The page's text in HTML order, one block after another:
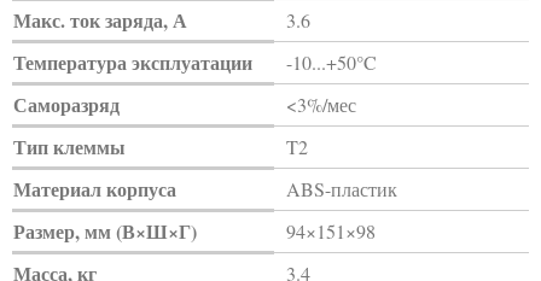
Макс. ток заряда, А 3.6
Температура эксплуатации -10...+50°C
Саморазряд <3%/мес
Тип клеммы T2
Материал корпуса ABS-пластик
Размер, мм (В×Ш×Г) 94×151×98
Масса, кг 3.4